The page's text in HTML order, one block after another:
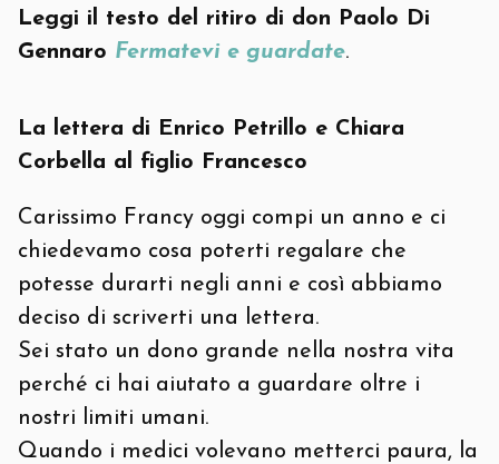
Leggi il testo del ritiro di don Paolo Di
Gennaro Fermatevi e guardate.
La lettera di Enrico Petrillo e Chiara
Corbella al figlio Francesco
Carissimo Francy oggi compi un anno e ci
chiedevamo cosa poterti regalare che
potesse durarti negli anni e così abbiamo
deciso di scriverti una lettera.
Sei stato un dono grande nella nostra vita
perché ci hai aiutato a guardare oltre i
nostri limiti umani.
Quando i medici volevano metterci paura, la